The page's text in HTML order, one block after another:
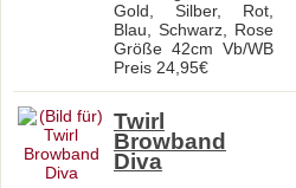
Gold, Silber, Rot,
Blau, Schwarz, Rose
Größe 42cm Vb/WB
Preis 24,95€
Twirl
Browband
Diva